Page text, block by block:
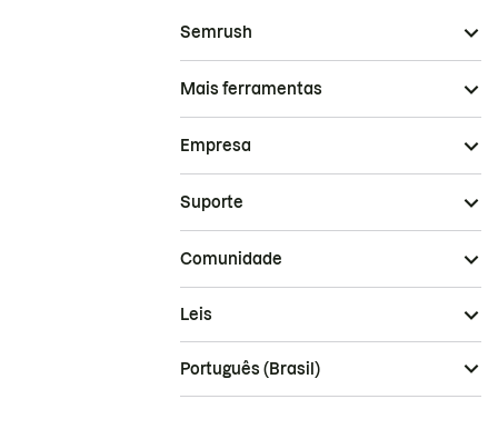
Semrush
Mais ferramentas
Empresa
Suporte
Comunidade
Leis
Português (Brasil)